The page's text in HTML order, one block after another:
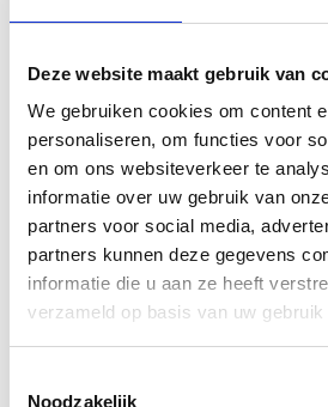
Deze website maakt gebruik van
We gebruiken cookies om content
personaliseren, om functies voor
en om ons websiteverkeer te
informatie over uw gebruik van
partners voor social media,
partners kunnen deze gegevens
informatie die u aan ze heeft
verzameld op basis van uw
Noodzakelijk
Gerelateerde
producten